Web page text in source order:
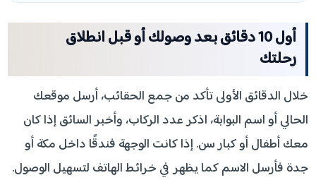
أول 10 دقائق بعد وصولك أو قبل انطلاق
رحلتك
خلال الدقائق الأولى تأكد من جمع الحقائب، أرسل موقعك
الحالي أو اسم البوابة، اذكر عدد الركاب، وأخبر السائق إذا كان
معك أطفال أو كبار سن. إذا كانت الوجهة فندقًا داخل مكة أو
جدة فأرسل الاسم كما يظهر في خرائط الهاتف لتسهيل الوصول.